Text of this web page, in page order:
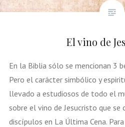
El vino de
En la Biblia sólo se mencionan 3
Pero el carácter simbólico y
llevado a estudiosos de todo el
sobre el vino de Jesucristo que se
discípulos en La Última Cena.